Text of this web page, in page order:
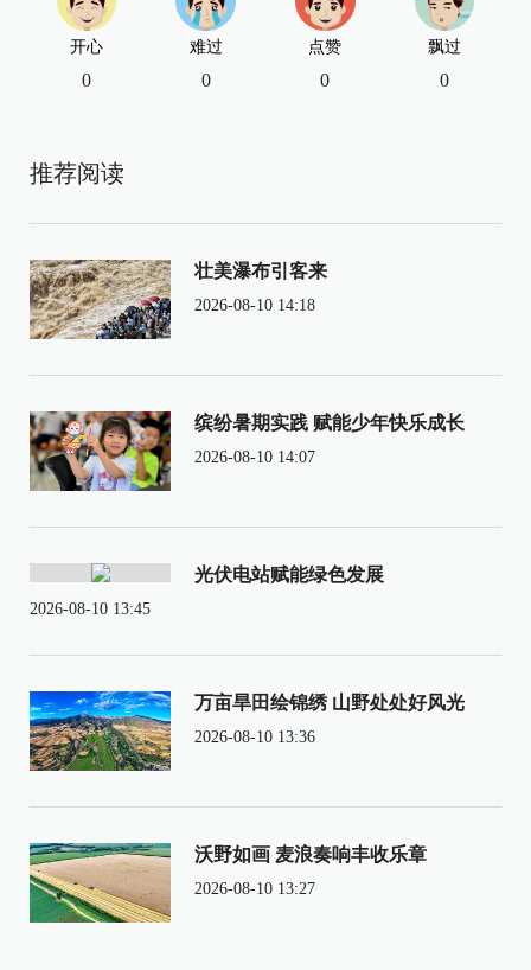
开心
0
难过
0
点赞
0
飘过
0
推荐阅读
壮美瀑布引客来
2026-08-10 14:18
缤纷暑期实践 赋能少年快乐成长
2026-08-10 14:07
光伏电站赋能绿色发展
2026-08-10 13:45
万亩旱田绘锦绣 山野处处好风光
2026-08-10 13:36
沃野如画 麦浪奏响丰收乐章
2026-08-10 13:27